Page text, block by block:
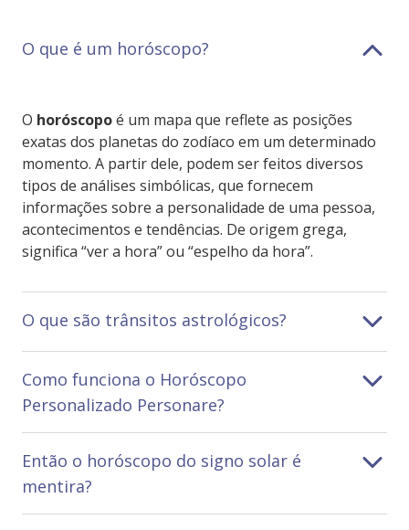
O que é um horóscopo?
O horóscopoé um mapa que reflete as posições
exatas dos planetas do zodíaco em um determinado
momento. A partir dele, podem ser feitos diversos
tipos de análises simbólicas, que fornecem
informações sobre a personalidade de uma pessoa,
acontecimentos e tendências. De origem grega,
significa “ver a hora” ou “espelho da hora”.
O que são trânsitos astrológicos?
Como funciona o Horóscopo
Personalizado Personare?
Então o horóscopo do signo solar é
mentira?